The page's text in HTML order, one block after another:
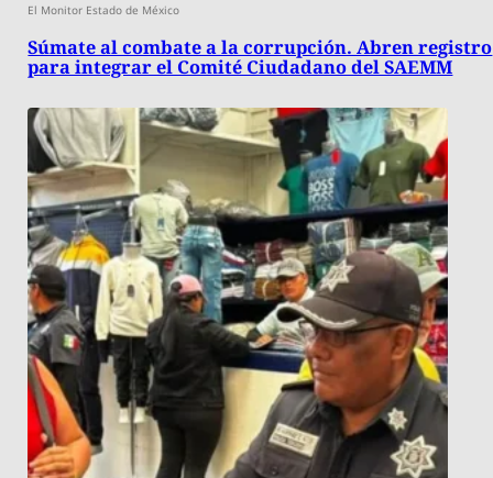
El Monitor Estado de México
Súmate al combate a la corrupción. Abren registro
para integrar el Comité Ciudadano del SAEMM